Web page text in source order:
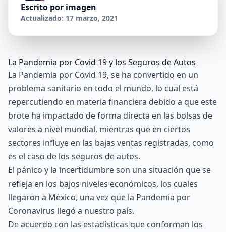
Escrito por imagen
Actualizado: 17 marzo, 2021
La Pandemia por Covid 19 y los Seguros de Autos
La Pandemia por Covid 19, se ha convertido en un
problema sanitario en todo el mundo, lo cual está
repercutiendo en materia financiera debido a que este
brote ha impactado de forma directa en las bolsas de
valores a nivel mundial, mientras que en ciertos
sectores influye en las bajas ventas registradas, como
es el caso de los seguros de autos.
El pánico y la incertidumbre son una situación que se
refleja en los bajos niveles económicos, los cuales
llegaron a México, una vez que la Pandemia por
Coronavirus llegó a nuestro país.
De acuerdo con las estadísticas que conforman los